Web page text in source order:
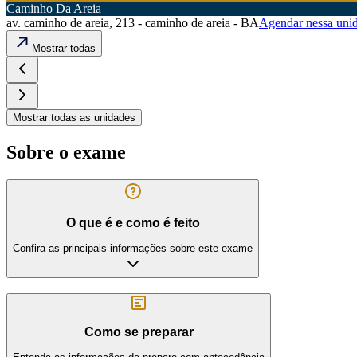
Caminho Da Areia
av. caminho de areia, 213 - caminho de areia - BAAgendar nessa
Mostrar todas
Mostrar todas as unidades
Sobre o exame
O que é e como é feito
Confira as principais informações sobre este exame
Como se preparar